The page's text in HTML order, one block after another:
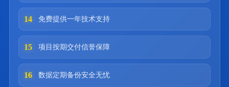
14 免费提供一年技术支持
15 项目按期交付信誉保障
16 数据定期备份安全无忧